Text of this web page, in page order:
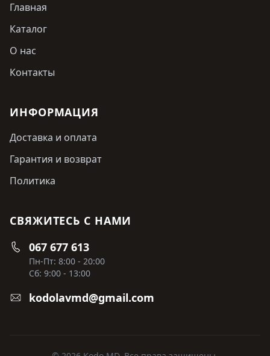
Главная
Каталог
О нас
Контакты
ИНФОРМАЦИЯ
Доставка и оплата
Гарантия и возврат
Политика
СВЯЖИТЕСЬ С НАМИ
067 677 613
Пн-Пт: 8:00 - 20:00
Сб: 9:00 - 13:00
kodolavmd@gmail.com